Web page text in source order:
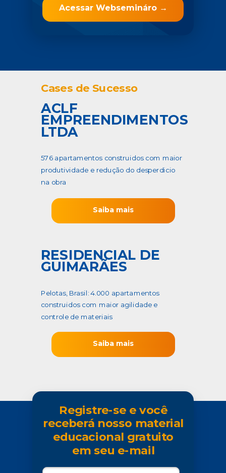
Registre-se e você
receberá nosso material
educacional gratuito
em seu e-mail
Cases de Sucesso
RESIDENCIAL DE
GUIMARÃES
Pelotas, Brasil: 4.000 apartamentos
construidos com maior agilidade e
controle de materiais
Saiba mais
ACLF
EMPREENDIMENTOS
LTDA
576 apartamentos construidos com maior
produtividade e redução do desperdicio
na obra
Saiba mais
Acessar Websemináro →